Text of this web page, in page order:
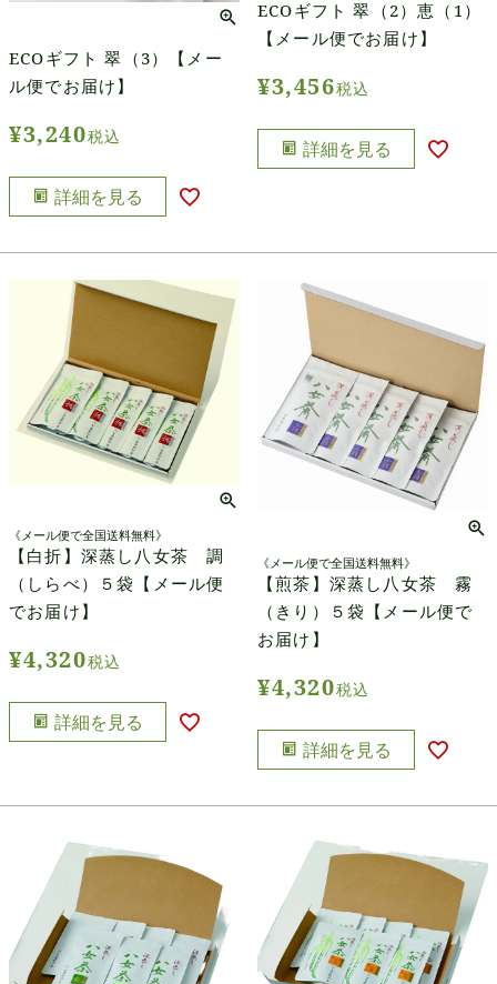
ECOギフト 翠（3）【メー
ル便でお届け】
¥3,240税込
詳細を見る
ECOギフト 翠（2）恵（1）
【メール便でお届け】
¥3,456税込
詳細を見る
《メール便で全国送料無料》
【白折】深蒸し八女茶 調
（しらべ）５袋【メール便
でお届け】
¥4,320税込
詳細を見る
《メール便で全国送料無料》
【煎茶】深蒸し八女茶 霧
（きり）５袋【メール便で
お届け】
¥4,320税込
詳細を見る